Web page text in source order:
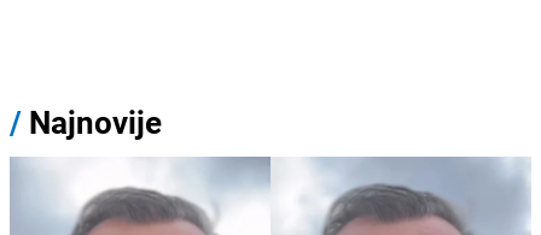
/ Najnovije